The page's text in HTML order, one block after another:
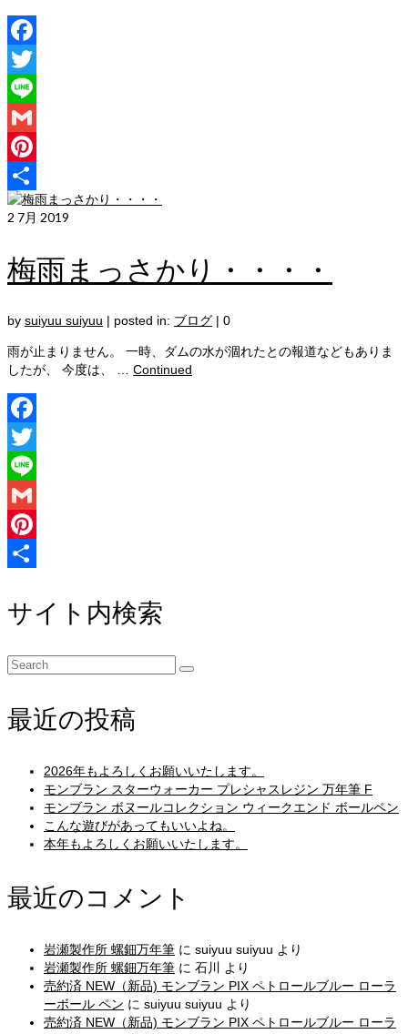
Facebook
Twitter
Line
Gmail
Pinterest
共
2 7月 2019
梅雨まっさかり・・・・
by suiyuu suiyuu | posted in: ブログ | 0
雨が止まりません。 一時、ダムの水が涸れたとの報道などもありま
したが、 今度は、 … Continued
Facebook
Twitter
Line
Gmail
Pinterest
有
サイト内検索
Search
最近の投稿
2026年もよろしくお願いいたします。
モンブラン スターウォーカー プレシャスレジン 万年筆 F
モンブラン ボヌールコレクション ウィークエンド ボールペン
こんな遊びがあってもいいよね。
本年もよろしくお願いいたします。
最近のコメント
岩瀬製作所 螺鈿万年筆 に suiyuu suiyuu より
岩瀬製作所 螺鈿万年筆 に 石川
より
売約済 NEW（新品) モンブラン PIX ペトロールブルー ローラ
ーボール ペン に suiyuu suiyuu より
売約済 NEW（新品) モンブラン PIX ペトロールブルー ローラ